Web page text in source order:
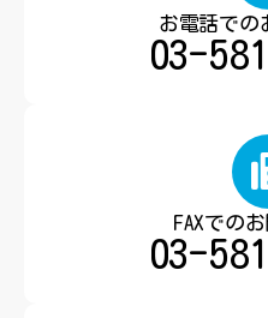
お電話での
03-
FAXでの
03-